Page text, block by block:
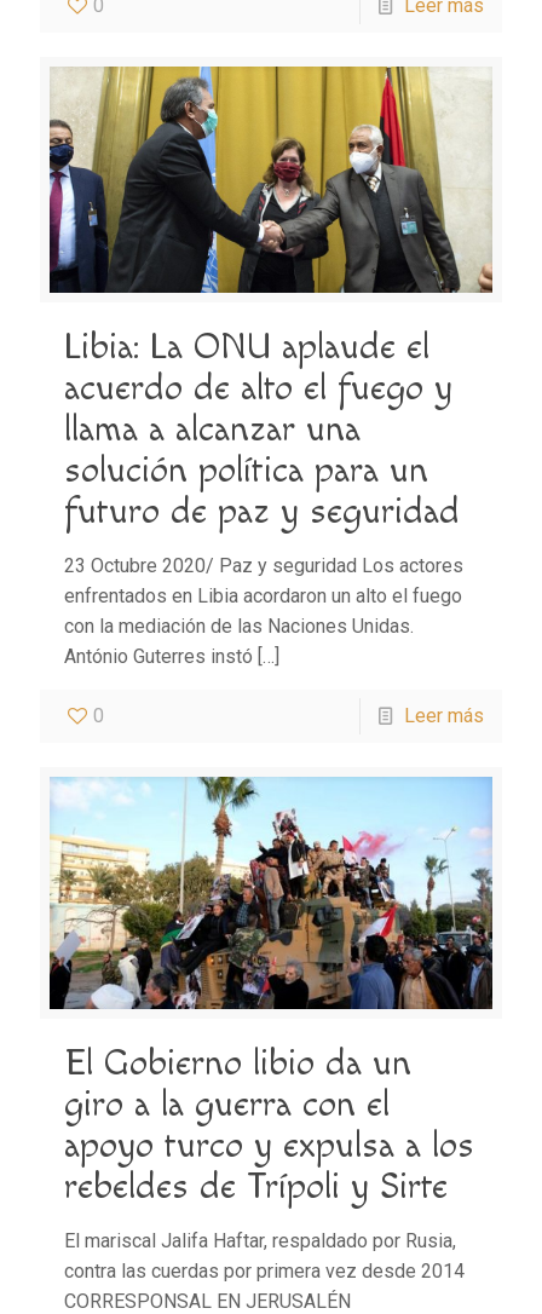
0 Leer más
Libia: La ONU aplaude el
acuerdo de alto el fuego y
llama a alcanzar una
solución política para un
futuro de paz y seguridad
23 Octubre 2020/ Paz y seguridad Los actores
enfrentados en Libia acordaron un alto el fuego
con la mediación de las Naciones Unidas.
António Guterres instó […]
0 Leer más
El Gobierno libio da un
giro a la guerra con el
apoyo turco y expulsa a los
rebeldes de Trípoli y Sirte
El mariscal Jalifa Haftar, respaldado por Rusia,
contra las cuerdas por primera vez desde 2014
CORRESPONSAL EN JERUSALÉN